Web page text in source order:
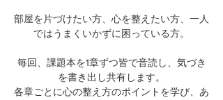
部屋を片づけたい方、心を整えたい方、一人
ではうまくいかずに困っている方。
毎回、課題本を1章ずつ皆で音読し、気づき
を書き出し共有します。
各章ごとに心の整え方のポイントを学び、あ